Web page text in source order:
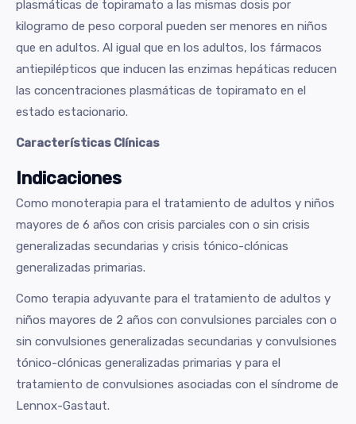
plasmáticas de topiramato a las mismas dosis por
kilogramo de peso corporal pueden ser menores en niños
que en adultos. Al igual que en los adultos, los fármacos
antiepilépticos que inducen las enzimas hepáticas reducen
las concentraciones plasmáticas de topiramato en el
estado estacionario.
Características Clínicas
Indicaciones
Como monoterapia para el tratamiento de adultos y niños
mayores de 6 años con crisis parciales con o sin crisis
generalizadas secundarias y crisis tónico-clónicas
generalizadas primarias.
Como terapia adyuvante para el tratamiento de adultos y
niños mayores de 2 años con convulsiones parciales con o
sin convulsiones generalizadas secundarias y convulsiones
tónico-clónicas generalizadas primarias y para el
tratamiento de convulsiones asociadas con el síndrome de
Lennox-Gastaut.